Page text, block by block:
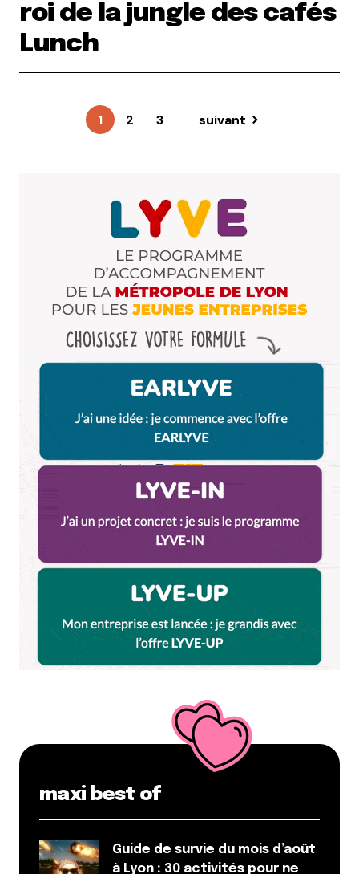
roi de la jungle des cafés
Lunch
1 2 3 suivant
maxi best of
Guide de survie du mois d’août
à Lyon : 30 activités pour ne